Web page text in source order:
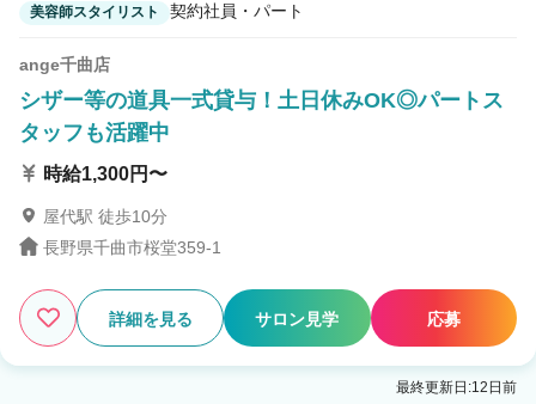
美容師スタイリスト 契約社員・パート
ange千曲店
シザー等の道具一式貸与！土日休みOK◎パートス
タッフも活躍中
時給1,300円〜
屋代駅 徒歩10分
長野県千曲市桜堂359-1
詳細を見る サロン見学 応募
最終更新日:12日前